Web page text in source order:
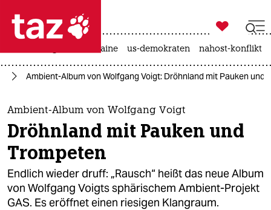
 taz zahl ich
taz zahl ich
themen
politik
öko
gesellschaft

taz zahl ich
krieg in der ukraine us-demokraten nahost-konflikt
Ambient-Album von Wolfgang Voigt: Dröhnland mit Pauken und
Ambient-Album von Wolfgang Voigt
Dröhnland mit Pauken und
Trompeten
Endlich wieder druff: „Rausch“ heißt das neue Album
von Wolfgang Voigts sphärischem Ambient-Projekt
GAS. Es eröffnet einen riesigen Klangraum.